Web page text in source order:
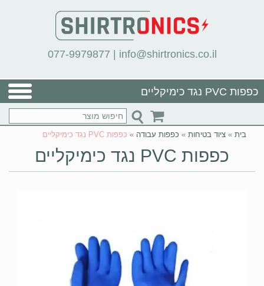
077-9979877 | info@shirtronics.co.il
כפפות PVC נגד כימיקליים
בית » ציוד בטיחות » כפפות עבודה » כפפות PVC נגד כימיקליים
כפפות PVC נגד כימיקליים